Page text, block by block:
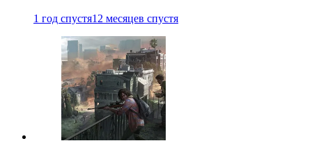
1 год спустя12 месяцев спустя